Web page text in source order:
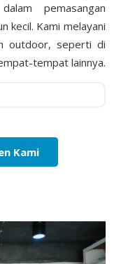
pemasangan
kecil. Kami melayani
outdoor, seperti di
tempat lainnya.
Kami